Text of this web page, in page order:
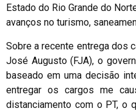
Estado do Rio Grande do
avanços no turismo,
Sobre a recente entrega dos
José Augusto (FJA), o
baseado em uma decisão
entregar os cargos me
distanciamento com o PT, o